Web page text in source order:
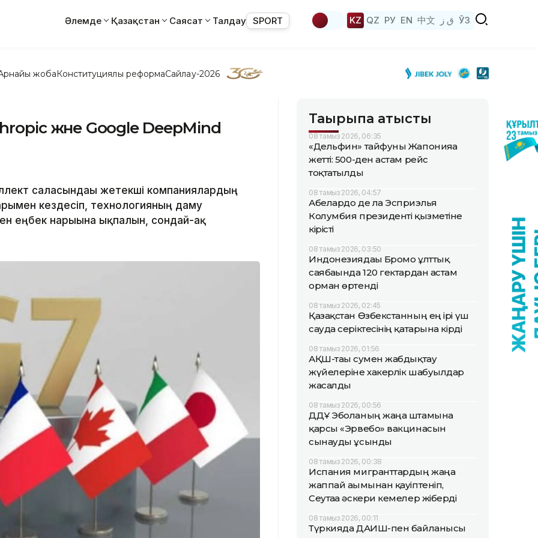
Әлемде Қазақстан Саясат Талдау SPORT KZ QZ РУ EN 中文 ق ز ЎЗ
жобаКонституциялық реформаСайлау-2026
және Google DeepMind
саласындағы жетекші компаниялардың
кездесіп, технологияның даму
еңбек нарығына ықпалын, сондай-ақ
Тақырыпқа қатысты
08 тамыз 2026, 06:35
«Дельфин» тайфуны Жапонияға
жетті: 500-ден астам рейс
тоқтатылды
08 тамыз 2026, 04:57
Абелардо де ла Эсприэлья
Колумбия президенті қызметіне
кірісті
08 тамыз 2026, 03:50
Индонезиядағы Бромо ұлттық
саябағында 120 гектардан астам
орман өртенді
08 тамыз 2026, 02:45
Қазақстан Өзбекстанның ең ірі үш
сауда серіктесінің қатарына кірді
08 тамыз 2026, 01:56
АҚШ-тағы сумен жабдықтау
жүйелеріне хакерлік шабуылдар
жасалды
08 тамыз 2026, 00:56
ДДҰ Эболаның жаңа штамына
қарсы «Эрвебо» вакцинасын
сынауды ұсынды
08 тамыз 2026, 00:38
Испания мигранттардың жаңа
жаппай ағымынан қауіптеніп,
Сеутаға әскери кемелер жіберді
08 тамыз 2026, 00:11
Түркияда ДАИШ-пен байланысы